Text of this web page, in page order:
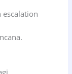
escalation